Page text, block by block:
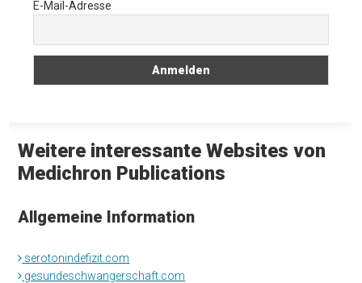
E-Mail-Adresse
Weitere interessante Websites von
Medichron Publications
Allgemeine Information
serotonindefizit.com
gesundeschwangerschaft.com